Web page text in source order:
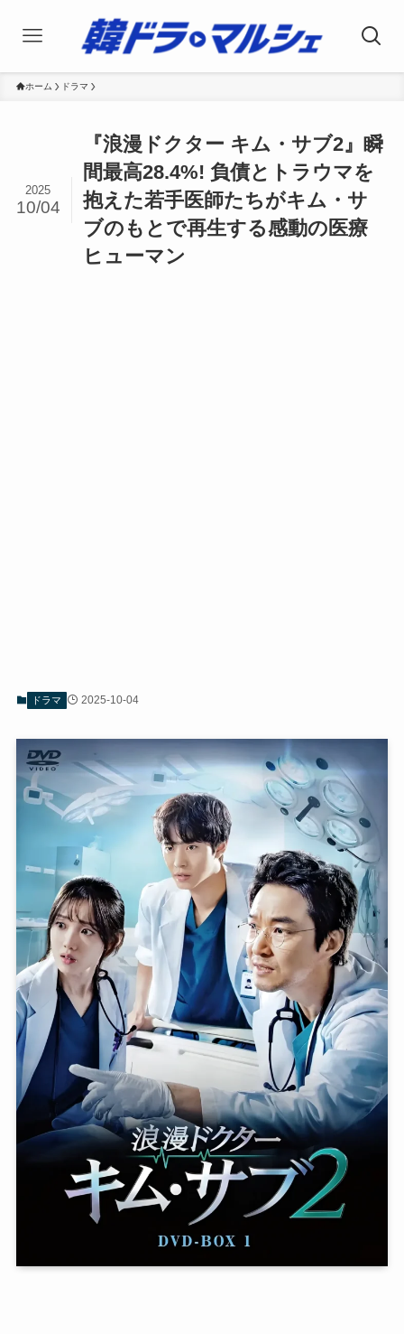
ホーム ドラマ
『浪漫ドクター キム・サブ2』瞬
間最高28.4%! 負債とトラウマを
抱えた若手医師たちがキム・サ
ブのもとで再生する感動の医療
ヒューマン
2025
10/04
ドラマ 2025-10-04